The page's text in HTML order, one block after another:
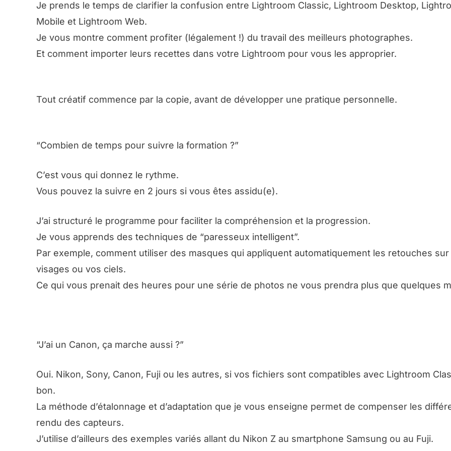
Je prends le temps de clarifier la confusion entre Lightroom Classic, Lightroom Desktop,
Mobile et Lightroom Web.
Je vous montre comment profiter (légalement !) du travail des meilleurs photographes.
Et comment importer leurs recettes dans votre Lightroom pour vous les approprier.
Tout créatif commence par la copie, avant de développer une pratique personnelle.
“Combien de temps pour suivre la formation ?”
C’est vous qui donnez le rythme.
Vous pouvez la suivre en 2 jours si vous êtes assidu(e).
J’ai structuré le programme pour faciliter la compréhension et la progression.
Je vous apprends des techniques de “paresseux intelligent”.
Par exemple, comment utiliser des masques qui appliquent automatiquement les retouches
visages ou vos ciels.
Ce qui vous prenait des heures pour une série de photos ne vous prendra plus que quelques
“J’ai un Canon, ça marche aussi ?”
Oui. Nikon, Sony, Canon, Fuji ou les autres, si vos fichiers sont compatibles avec Lightroom
bon.
La méthode d’étalonnage et d’adaptation que je vous enseigne permet de compenser les
rendu des capteurs.
J’utilise d’ailleurs des exemples variés allant du Nikon Z au smartphone Samsung ou au Fuji.